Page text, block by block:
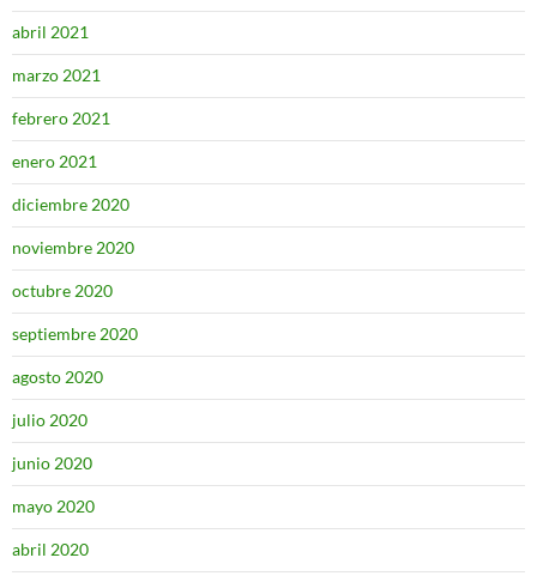
abril 2021
marzo 2021
febrero 2021
enero 2021
diciembre 2020
noviembre 2020
octubre 2020
septiembre 2020
agosto 2020
julio 2020
junio 2020
mayo 2020
abril 2020